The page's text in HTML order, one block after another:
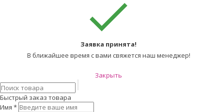
Заявка принята!
В ближайшее время с вами свяжется наш менеджер!
Закрыть
Быстрый заказ товара
Имя *